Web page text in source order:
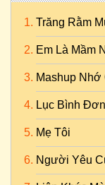
Trăng Rằm
Em Là Mầm
Mashup Nhớ
Lục Bình
Mẹ Tôi
Người Yêu